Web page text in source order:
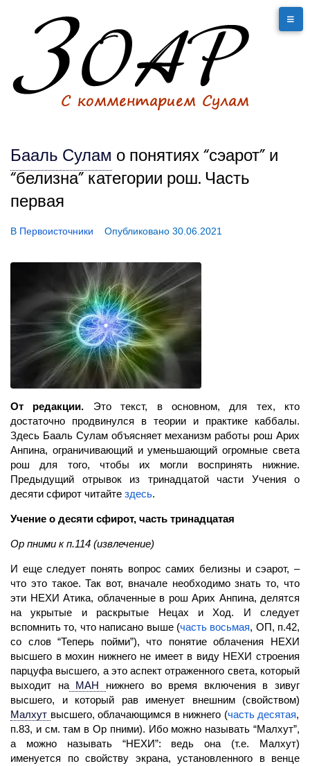
Бааль Сулам о понятиях “сэарот” и
“белизна” категории рош. Часть
первая
В Первоисточники Опубликовано 30.06.2021
От редакции. Это текст, в основном, для тех, кто
достаточно продвинулся в теории и практике каббалы.
Здесь Бааль Сулам объясняет механизм работы рош Арих
Анпина, ограничивающий и уменьшающий огромные света
рош для того, чтобы их могли воспринять нижние.
Предыдущий отрывок из тринадцатой части Учения о
десяти сфирот читайте здесь.
Учение о десяти сфирот, часть тринадцатая
Ор пними к п.114 (извлечение)
И еще следует понять вопрос самих белизны и сэарот, –
что это такое. Так вот, вначале необходимо знать то, что
эти НЕХИ Атика, облаченные в рош Арих Анпина, делятся
на укрытые и раскрытые Нецах и Ход. И следует
вспомнить то, что написано выше (часть восьмая, ОП, п.42,
со слов “Теперь пойми”), что понятие облачения НЕХИ
высшего в мохин нижнего не имеет в виду НЕХИ строения
парцуфа высшего, а это аспект отраженного света, который
выходит наМАН нижнего во время включения в зивуг
высшего, и который рав именует внешним (свойством)
Малхут высшего, облачающимся в нижнего (часть десятая,
п.83, и см. там в Ор пними). Ибо можно называть “Малхут”,
а можно называть “НЕХИ”: ведь она (т.е. Малхут)
именуется по свойству экрана, установленного в венце